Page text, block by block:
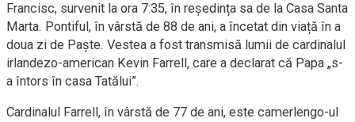
Francisc, survenit la ora 7:35, în reședința sa de la Casa Santa
Marta. Pontiful, în vârstă de 88 de ani, a încetat din viață în a
doua zi de Paște. Vestea a fost transmisă lumii de cardinalul
irlandezo-american Kevin Farrell, care a declarat că Papa „s-
a întors în casa Tatălui”.
Cardinalul Farrell, în vârstă de 77 de ani, este camerlengo-ul